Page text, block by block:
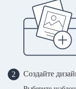
2 Создайте